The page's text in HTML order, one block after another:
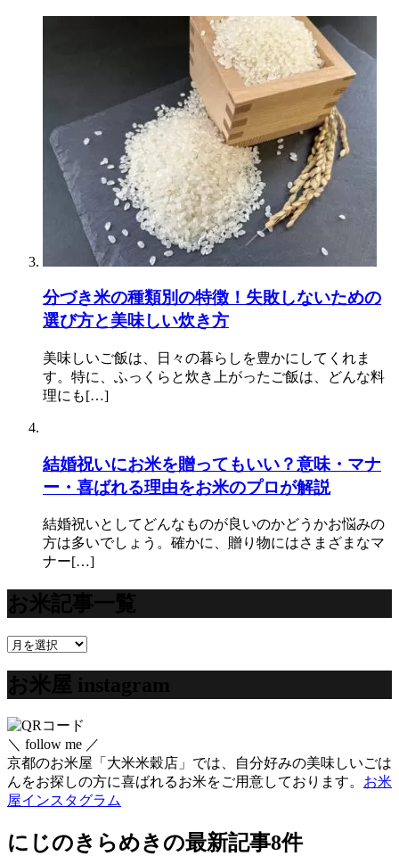
分づき米の種類別の特徴！失敗しないための
選び方と美味しい炊き方
美味しいご飯は、日々の暮らしを豊かにしてくれま
す。特に、ふっくらと炊き上がったご飯は、どんな料
理にも[…]
結婚祝いにお米を贈ってもいい？意味・マナ
ー・喜ばれる理由をお米のプロが解説
結婚祝いとしてどんなものが良いのかどうかお悩みの
方は多いでしょう。確かに、贈り物にはさまざまなマ
ナー[…]
お米記事一覧
お
記
事
一
覧
お米屋 instagram
＼ follow me ／
京都のお米屋「大米米穀店」では、自分好みの美味しいごは
んをお探しの方に喜ばれるお米をご用意しております。 お米
屋インスタグラム
にじのきらめき の最新記事8件